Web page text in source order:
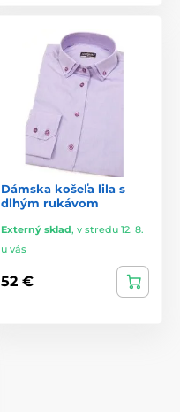
Dámska košeľa lila s
dlhým rukávom
Externý sklad, v stredu 12. 8.
u vás
52 €